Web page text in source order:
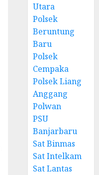
Utara
Polsek
Beruntung
Baru
Polsek
Cempaka
Polsek Liang
Anggang
Polwan
PSU
Banjarbaru
Sat Binmas
Sat Intelkam
Sat Lantas